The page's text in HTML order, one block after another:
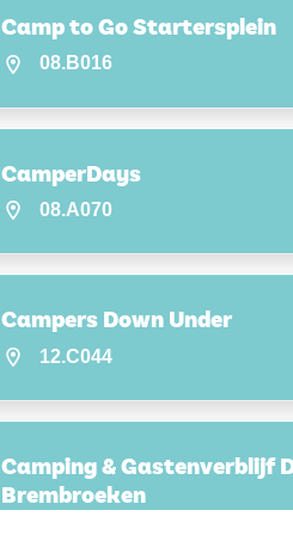
Camp to Go Startersplein
08.B016
CamperDays
08.A070
Campers Down Under
12.C044
Camping & Gastenverblijf
Brembroeken